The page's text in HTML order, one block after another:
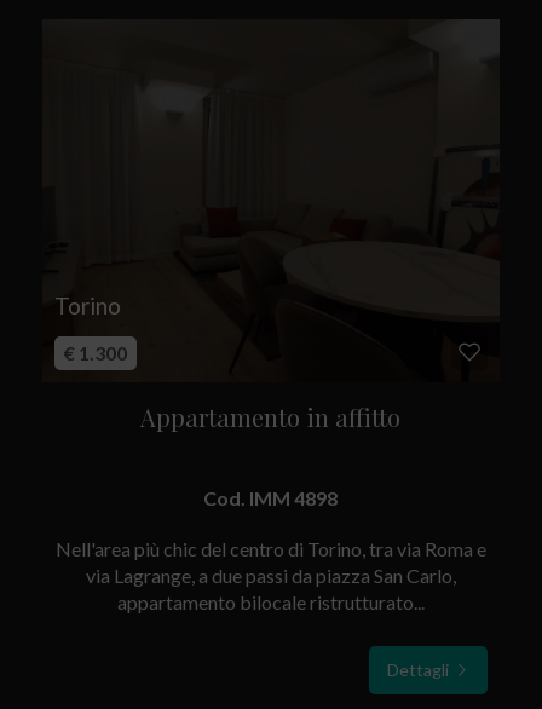
Torino
€ 1.300
Appartamento in affitto
Cod. IMM 4898
Nell'area più chic del centro di Torino, tra via Roma e
via Lagrange, a due passi da piazza San Carlo,
appartamento bilocale ristrutturato...
Dettagli